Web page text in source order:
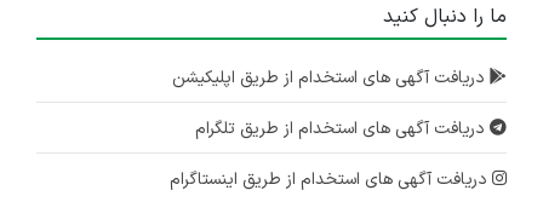
ما را دنبال کنید
دریافت آگهی های استخدام از طریق اپلیکیشن
دریافت آگهی های استخدام از طریق تلگرام
دریافت آگهی های استخدام از طریق اینستاگرام